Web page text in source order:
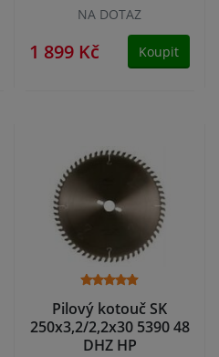
NA DOTAZ
1 899 Kč Koupit
Pilový kotouč SK
250x3,2/2,2x30 5390 48
DHZ HP